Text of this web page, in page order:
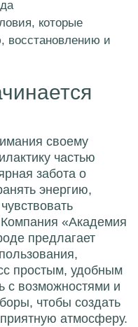
которые
восстановлению и
своему
частью
забота о
энергию,
«Академия
предлагает
простым, удобным
с возможностями и
чтобы создать
атмосферу.